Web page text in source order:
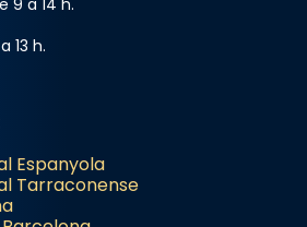
9 a 14 h.
13 h.
Espanyola
Tarraconense